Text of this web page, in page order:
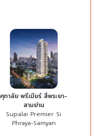
ศุภาลัย พรีเมียร์ สี่พระยา-
สามย่าน
Supalai Premier Si
Phraya-Samyan